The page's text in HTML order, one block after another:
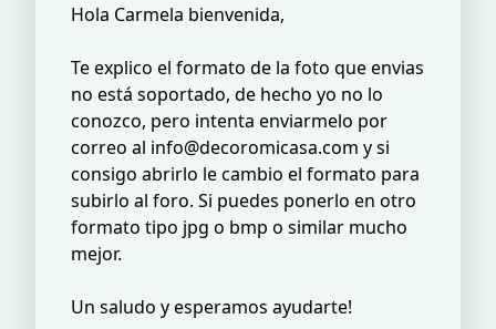
Hola Carmela bienvenida,
Te explico el formato de la foto que envias
no está soportado, de hecho yo no lo
conozco, pero intenta enviarmelo por
correo al info@decoromicasa.com y si
consigo abrirlo le cambio el formato para
subirlo al foro. Si puedes ponerlo en otro
formato tipo jpg o bmp o similar mucho
mejor.
Un saludo y esperamos ayudarte!